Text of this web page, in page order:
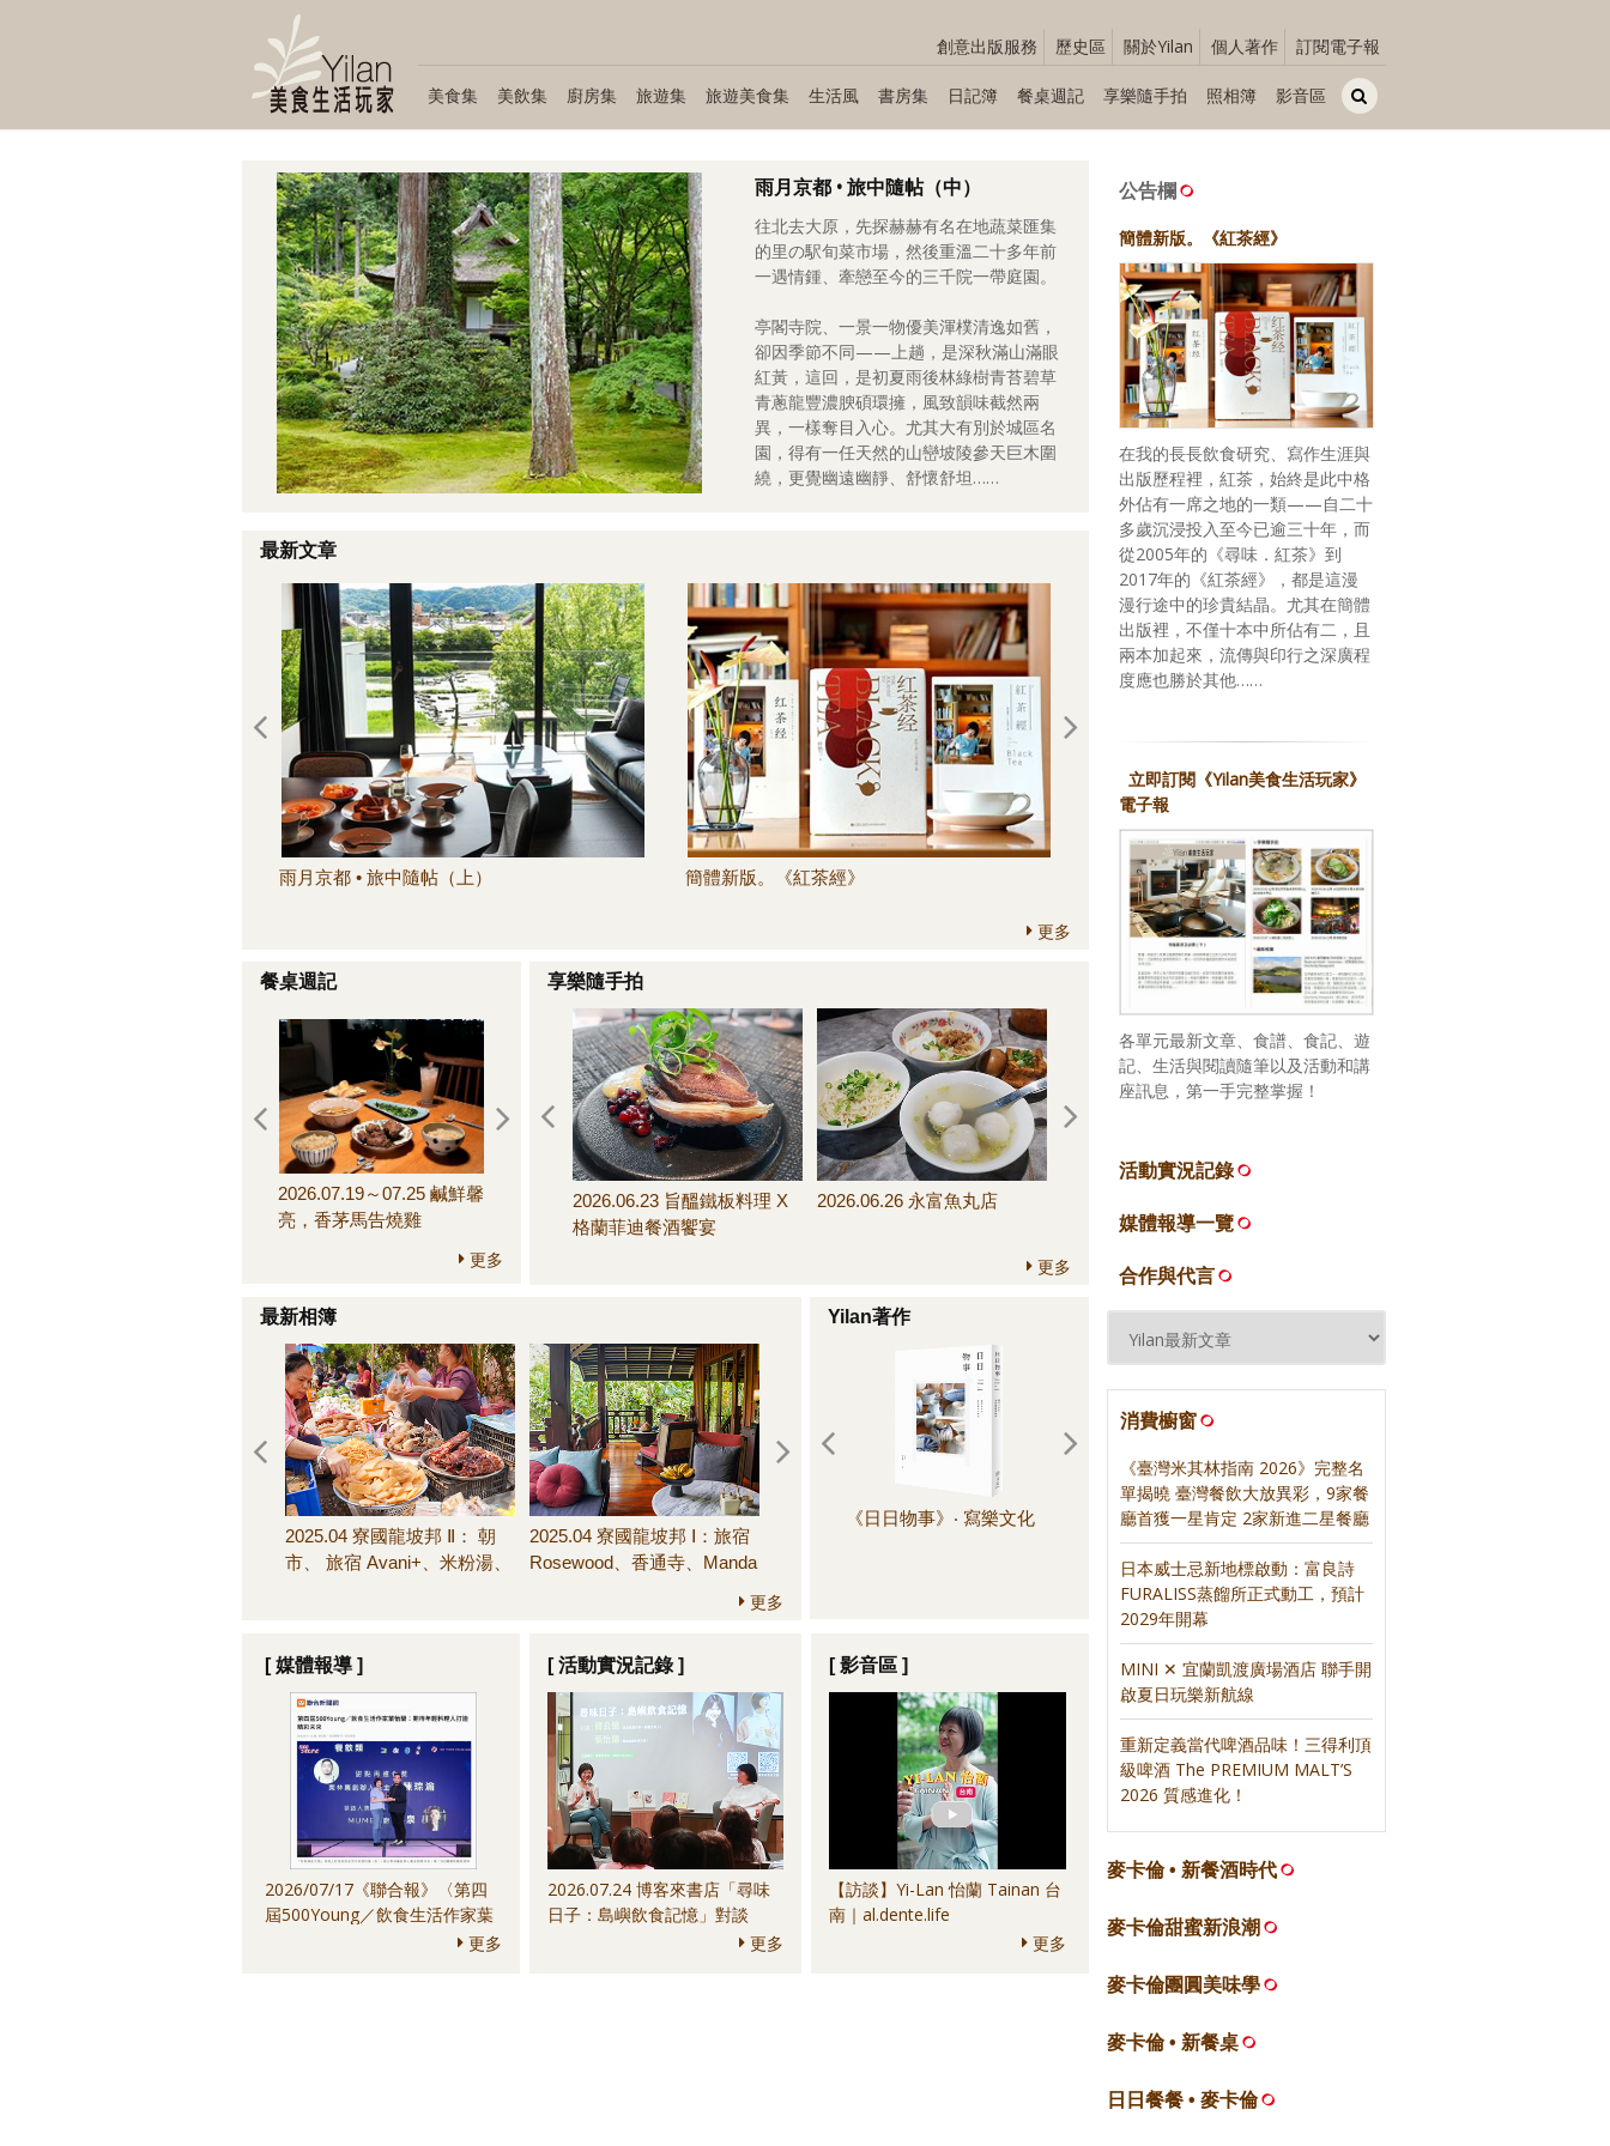
創意出版服務 歷史區 關於Yilan 個人著作 訂閱電子報
美食集 美飲集 廚房集 旅遊集 旅遊美食集 生活風 書房集 日記簿 餐桌週記 享樂隨手拍 照相簿 影音區
雨月京都 • 旅中隨帖（中）
往北去大原，先探赫赫有名在地蔬菜匯集
的里の駅旬菜市場，然後重溫二十多年前
一遇情鍾、牽戀至今的三千院一帶庭園。
亭閣寺院、一景一物優美渾樸清逸如舊，
卻因季節不同——上趟，是深秋滿山滿眼
紅黃，這回，是初夏雨後林綠樹青苔碧草
青蔥龍豐濃腴碩環擁，風致韻味截然兩
異，一樣奪目入心。尤其大有別於城區名
園，得有一任天然的山巒坡陵參天巨木圍
繞，更覺幽遠幽靜、舒懷舒坦……
最新文章
雨月京都 • 旅中隨帖（上） 簡體新版。《紅茶經》 回應期待？關於，《台灣米其林指南 2026》
更多
餐桌週記
2026.07.19～07.25 鹹鮮馨
亮，香茅馬告燒雞
2026.07.11～07.19 信手拈
來，饅頭新配搭
2026.07.01～07.11 變奏
版！榨菜肉絲義大利麵
更多
享樂隨手拍
2026.06.23 旨醞鐵板料理 X
格蘭菲迪餐酒饗宴
2026.06.26 永富魚丸店
更多
最新相簿
2025.04 寮國龍坡邦 Ⅱ： 朝
市、 旅宿 Avani+、米粉湯、
2025.04 寮國龍坡邦 Ⅰ：旅宿
Rosewood、香通寺、Manda
anchoa＆其他
更多
Yilan著作
《日日物事》‧ 寫樂文化
《日日三餐，早 ‧ 午 ‧
晚》‧ 寫樂文化
《紅茶經》‧ 寫樂文化
[ 媒體報導 ]
2026/07/17《聯合報》〈第四
屆500Young／飲食生活作家葉
怡蘭：期待年輕料理人打造精彩
更多
[ 活動實況記錄 ]
2026.07.24 博客來書店「尋味
日子：島嶼飲食記憶」對談
更多
[ 影音區 ]
【訪談】Yi-Lan 怡蘭 Tainan 台
南｜al.dente.life
更多
公告欄
簡體新版。《紅茶經》
在我的長長飲食研究、寫作生涯與
出版歷程裡，紅茶，始終是此中格
外佔有一席之地的一類——自二十
多歲沉浸投入至今已逾三十年，而
從2005年的《尋味．紅茶》到
2017年的《紅茶經》，都是這漫
漫行途中的珍貴結晶。尤其在簡體
出版裡，不僅十本中所佔有二，且
兩本加起來，流傳與印行之深廣程
度應也勝於其他……
立即訂閱《Yilan美食生活玩家》
電子報
各單元最新文章、食譜、食記、遊
記、生活與閱讀隨筆以及活動和講
座訊息，第一手完整掌握！
活動實況記錄
媒體報導一覽
合作與代言
消費櫥窗
《臺灣米其林指南 2026》完整名
單揭曉 臺灣餐飲大放異彩，9家餐
廳首獲一星肯定 2家新進二星餐廳
日本威士忌新地標啟動：富良詩
FURALISS蒸餾所正式動工，預計
2029年開幕
MINI ✕ 宜蘭凱渡廣場酒店 聯手開
啟夏日玩樂新航線
重新定義當代啤酒品味！三得利頂
級啤酒 The PREMIUM MALT’S
2026 質感進化！
麥卡倫 • 新餐酒時代
麥卡倫甜蜜新浪潮
麥卡倫團圓美味學
麥卡倫 • 新餐桌
日日餐餐 • 麥卡倫